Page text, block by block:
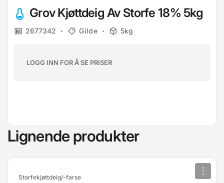
Grov Kjøttdeig Av Storfe 18% 5kg
2677342 Gilde 5kg
LOGG INN FOR Å SE PRISER
Lignende produkter
Storfekjøttdeig/-farse